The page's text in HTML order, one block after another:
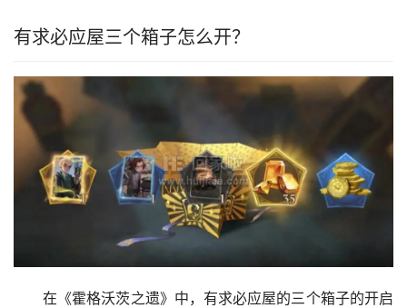
有求必应屋三个箱子怎么开？
在《霍格沃茨之遗》中，有求必应屋的三个箱子的开启